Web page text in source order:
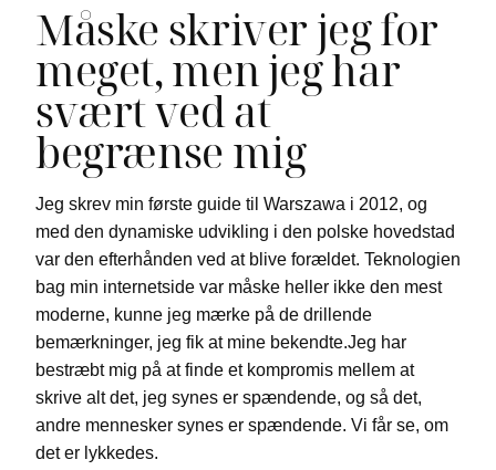
Måske skriver jeg for
meget, men jeg har
svært ved at
begrænse mig
Jeg skrev min første guide til Warszawa i 2012, og
med den dynamiske udvikling i den polske hovedstad
var den efterhånden ved at blive forældet. Teknologien
bag min internetside var måske heller ikke den mest
moderne, kunne jeg mærke på de drillende
bemærkninger, jeg fik at mine bekendte.Jeg har
bestræbt mig på at finde et kompromis mellem at
skrive alt det, jeg synes er spændende, og så det,
andre mennesker synes er spændende. Vi får se, om
det er lykkedes.